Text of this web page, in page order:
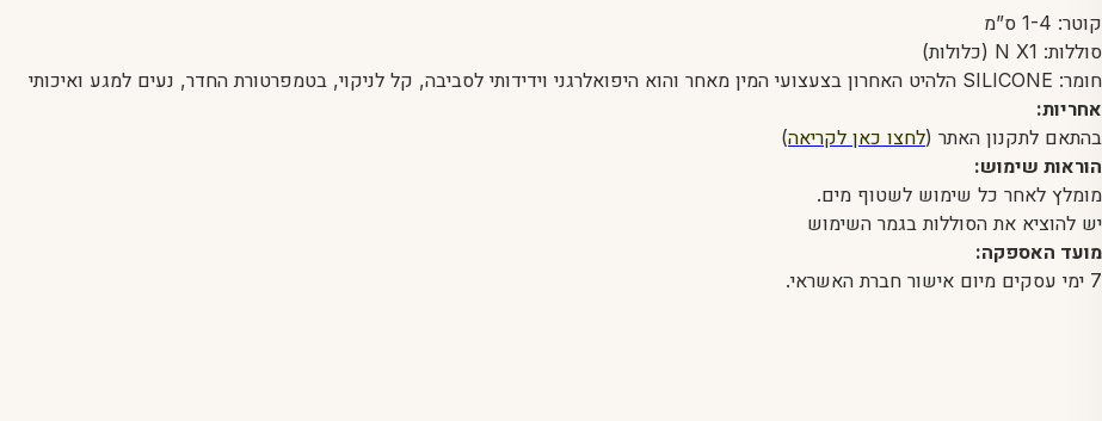
קוטר: 1-4 ס”מ
סוללות: N X1 (כלולות)
חומר: SILICONE הלהיט האחרון בצעצועי המין מאחר והוא היפואלרגני וידידותי לסביבה, קל לניקוי, בטמפרטורת החדר, נעים למגע ואיכותי
אחריות:
בהתאם לתקנון האתר (לחצו כאן לקריאה)
הוראות שימוש:
מומלץ לאחר כל שימוש לשטוף מים.
יש להוציא את הסוללות בגמר השימוש
מועד האספקה:
7 ימי עסקים מיום אישור חברת האשראי.